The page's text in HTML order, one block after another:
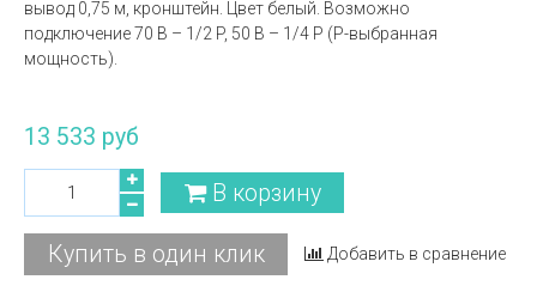
вывод 0,75 м, кронштейн. Цвет белый. Возможно
подключение 70 В – 1/2 P, 50 В – 1/4 P (P-выбранная
мощность).
13 533 руб
В корзину
Купить в один клик Добавить в сравнение